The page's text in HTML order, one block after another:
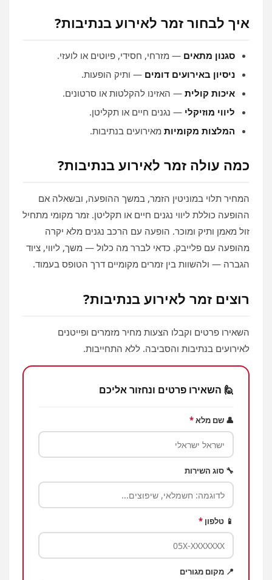
איך לבחור זמר לאירוע בנתיבות?
סגנון מתאים — מזרחי, חסידי, פיוטים או לועזי.
ניסיון באירועים דומים — ותיק הופעות.
איכות קולית — האזינו להקלטות או סרטונים.
ליווי מוזיקלי — נגנים חיים או תקליטן.
המלצות מקומיות מאירועים בנתיבות.
כמה עולה זמר לאירוע בנתיבות?
המחיר תלוי במוניטין הזמר, במשך ההופעה, ובשאלה אם
ההופעה כוללת ליווי נגנים חיים או תקליטן. זמר מקומי מתחיל
זול מאמן ותיק ומוכר. הופעה עם הרכב נגנים מלא יקרה
מהופעה עם פלייבק. כדאי לברר מה כלול — משך, ליווי, ציוד
הגברה — ולהשוות בין זמרים מקומיים דרך הטופס בעמוד.
רוצים זמר לאירוע בנתיבות?
השאירו פרטים וקבלו הצעות מחיר מזמרים ופייטנים
לאירועים בנתיבות והסביבה. ללא התחייבות.
🙋 השאירו פרטים ונחזור אליכם
👤 שם מלא*
🔧 סוג השירות
📱 טלפון *
📍 מקום מגורים